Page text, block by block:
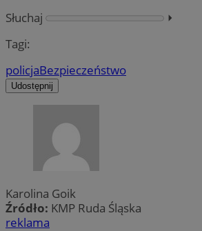
Słuchaj
⏵︎
Tagi:
policjaBezpieczeństwo
Udostępnij
Karolina Goik
Źródło: KMP Ruda Śląska
reklama